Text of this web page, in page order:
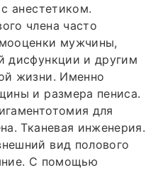
анестетиком.
члена часто
мужчины,
дисфункции и другим
жизни. Именно
и размера пениса.
для
Тканевая инженерия.
вид полового
С помощью